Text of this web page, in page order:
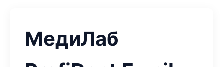
МедиЛаб